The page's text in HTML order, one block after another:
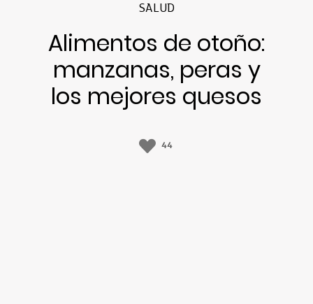
SALUD
Alimentos de otoño:
manzanas, peras y
los mejores quesos
44